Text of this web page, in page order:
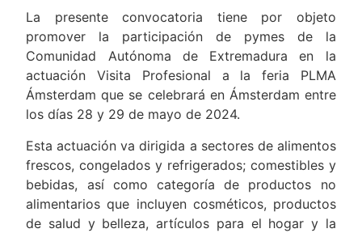
La presente convocatoria tiene por objeto
promover la participación de pymes de la
Comunidad Autónoma de Extremadura en la
actuación Visita Profesional a la feria PLMA
Ámsterdam que se celebrará en Ámsterdam entre
los días 28 y 29 de mayo de 2024.
Esta actuación va dirigida a sectores de alimentos
frescos, congelados y refrigerados; comestibles y
bebidas, así como categoría de productos no
alimentarios que incluyen cosméticos, productos
de salud y belleza, artículos para el hogar y la